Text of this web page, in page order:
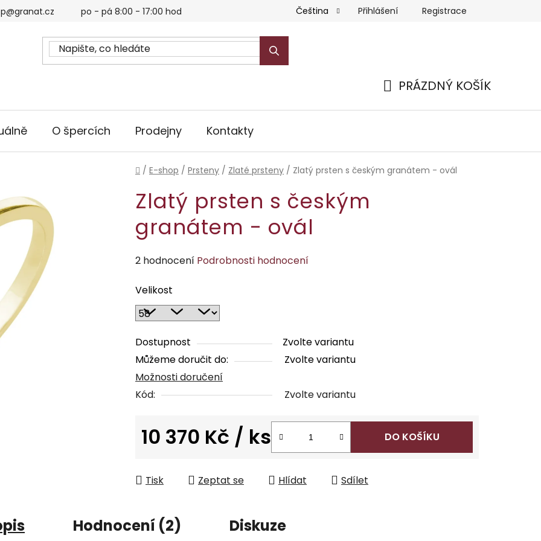
po - pá 8:00 - 17:00 hod Čeština Přihlášení Registrace
PRÁZDNÝ KOŠÍK
O špercích Prodejny Kontakty
Domů
/ E-shop / Prsteny / Zlaté prsteny / Zlatý prsten s českým granátem - ovál
Zlatý prsten s českým
granátem - ovál
Průměrné
produktu
je
5,0
z
5
hvězdiček.
2 hodnocení Podrobnosti hodnocení
Velikost
Dostupnost
Zvolte variantu
Můžeme doručit do:
Zvolte variantu
Možnosti doručení
Kód:
Zvolte variantu
10 370 Kč / ks DO KOŠÍKU
Tisk Zeptat se Hlídat Sdílet
Hodnocení (2) Diskuze